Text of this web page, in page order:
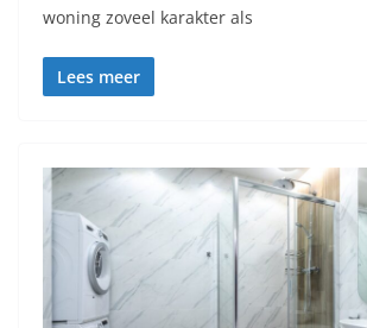
woning zoveel karakter als
Lees meer